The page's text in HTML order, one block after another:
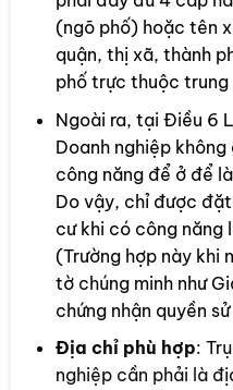
(ngõ phố) hoặc tên
quận, thị xã, thành
phố trực thuộc trung
Ngoài ra, tại Điều 6
Doanh nghiệp
công năng để ở để
Do vậy, chỉ được
cư khi có công năng
(Trường hợp này khi
tờ chúng minh như
chứng nhận quyền
Địa chỉ phù hợp:
nghiệp cần phải là